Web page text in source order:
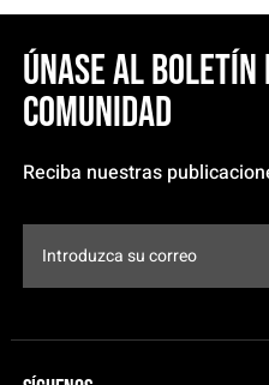
Únase al
comunidad
Reciba nuestras